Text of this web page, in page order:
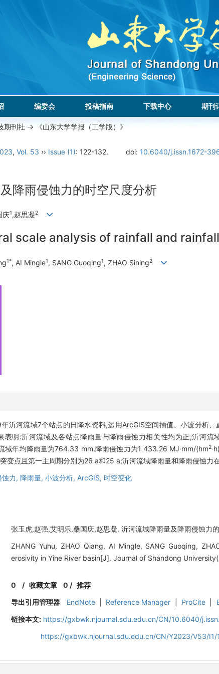
编委会 投稿指南 下载中心 期刊
期刊社 -> 《山东大学学报（工学版）》
, Vol. 53 ›› Issue (1): 122-132. doi: 10.6040/j.issn.1672-
降雨侵蚀力的时空尺度分析
庆1,赵思凝2
scale analysis of rainfall and
1*, AI Mingle1, SANG Guoqing1, ZHAO Sining2
沂河流域7个站点的日降水资料,运用ArcGIS空间插值、小波分析
表明:沂河流域及各站点降雨量与降雨侵蚀力相关性均为正;沂河
域年均降雨量为764.33 mm,降雨侵蚀力为1 433.26 MJ·mm/(hm2
变点且第一主周期分别为26 a和25 a;沂河流域降雨量和降雨侵蚀力
蚀力, 降雨量, 小波分析, ArcGIS, 时空变化
张玉虎,赵强,艾明乐,桑国庆,赵思凝. 沂河流域降雨量及降雨侵蚀
ZHANG Yuhu, ZHAO Qiang, AI Mingle, SANG Guoqing,
erosivity in Yihe River basin[J]. Journal of Shandong
0 /收藏文章 0 / 推荐
导出引用管理器
EndNote Reference Manager ProCite
链接本文: https://gxbwk.njournal.sdu.edu.cn/CN/10.6040/
https://gxbwk.njournal.sdu.edu.cn/CN/Y2023/V53/I1/